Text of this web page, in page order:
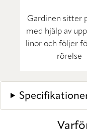
Gardinen sitter
med hjälp av
linor och följer
rörelse